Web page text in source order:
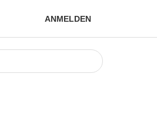
ANMELDEN